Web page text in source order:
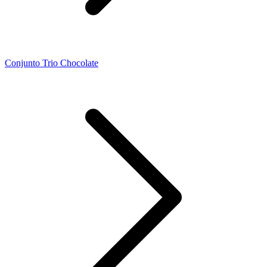
Conjunto Trio Chocolate